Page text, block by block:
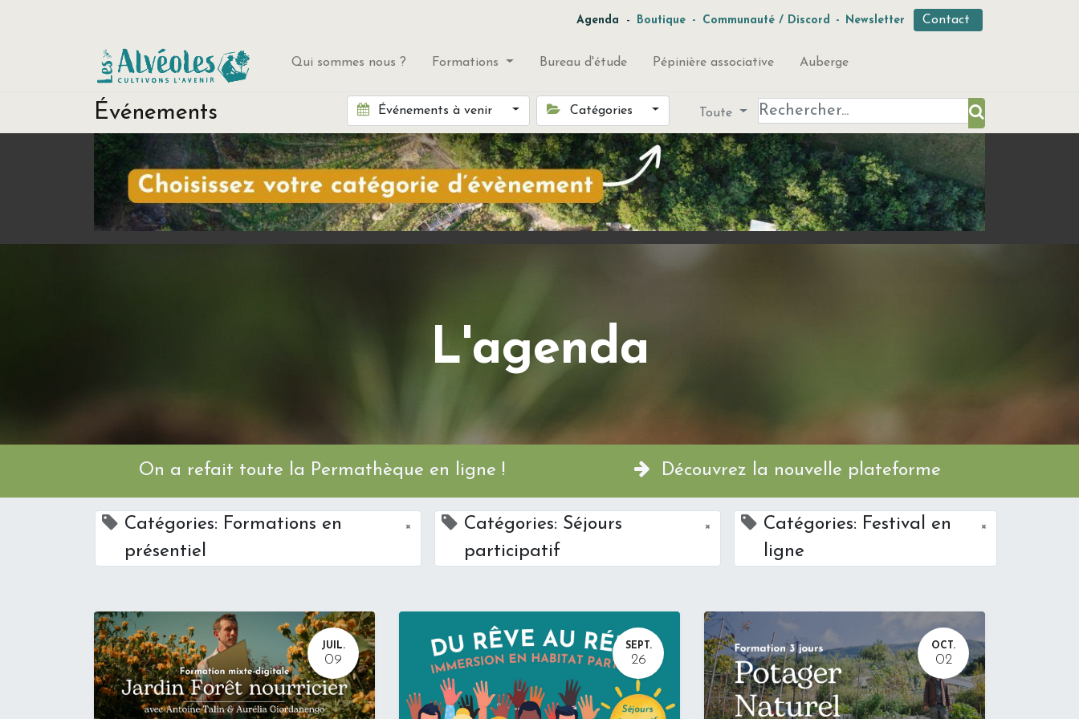
Agenda - Boutique - Communauté / Discord - Newsletter Contact
Qui sommes nous ? Formations Bureau d'étude Pépinière associative Auberge
Événements Événements à venir Catégories Toute
L'agenda
On a refait toute la Permathèque en ligne ! Découvrez la nouvelle plateforme
Catégories: Formations en
présentiel
×
Catégories: Séjours
participatif
×
Catégories: Festival en
ligne
×
JUIL.
09
SEPT.
26
OCT.
02